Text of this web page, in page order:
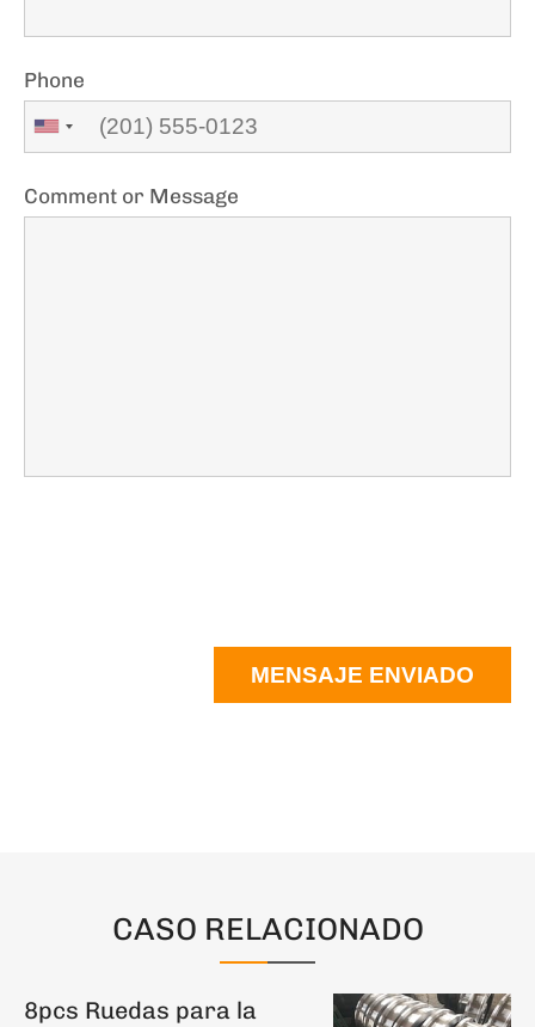
Phone
Comment or Message
MENSAJE ENVIADO
CASO RELACIONADO
8pcs Ruedas para la